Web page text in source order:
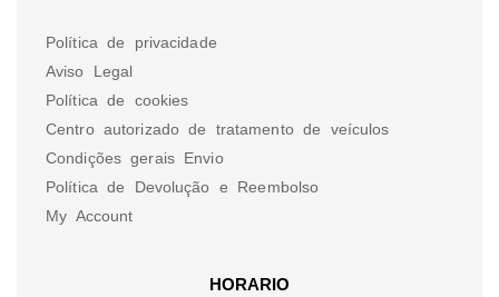
Política de privacidade
Aviso Legal
Política de cookies
Centro autorizado de tratamento de veículos
Condições gerais Envio
Política de Devolução e Reembolso
My Account
HORARIO